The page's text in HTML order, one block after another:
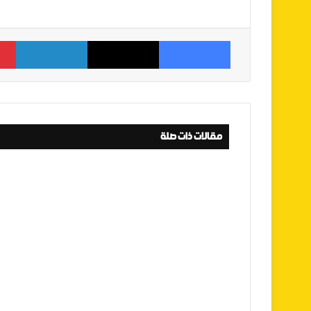
فيسبوك ‫X لينكدإن
مقالات ذات صلة